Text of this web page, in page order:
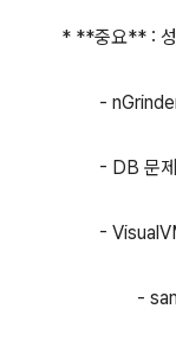
* **중요** : 성
-
- DB 문
-
-